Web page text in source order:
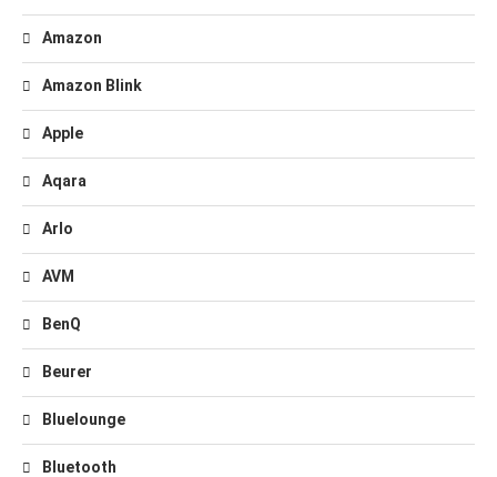
Amazon
Amazon Blink
Apple
Aqara
Arlo
AVM
BenQ
Beurer
Bluelounge
Bluetooth